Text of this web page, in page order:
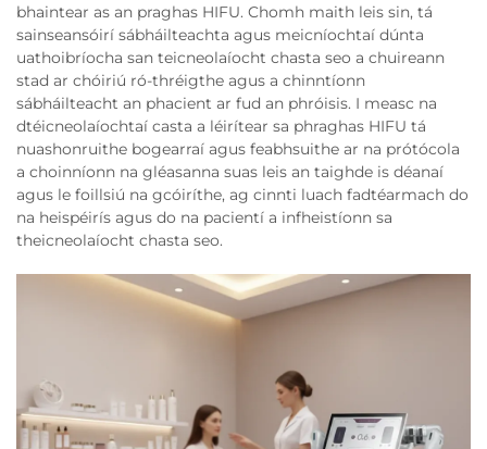
bhaintear as an praghas HIFU. Chomh maith leis sin, tá
sainseansóirí sábháilteachta agus meicníochtaí dúnta
uathoibríocha san teicneolaíocht chasta seo a chuireann
stad ar chóiriú ró-thréigthe agus a chinntíonn
sábháilteacht an phacient ar fud an phróisis. I measc na
dtéicneolaíochtaí casta a léirítear sa phraghas HIFU tá
nuashonruithe bogearraí agus feabhsuithe ar na prótócola
a choinníonn na gléasanna suas leis an taighde is déanaí
agus le foillsiú na gcóiríthe, ag cinnti luach fadtéarmach do
na heispéirís agus do na pacientí a infheistíonn sa
theicneolaíocht chasta seo.